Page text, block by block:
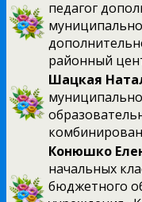
педагог
районный
Шацкая
Конюшко
начальных
бюджетного